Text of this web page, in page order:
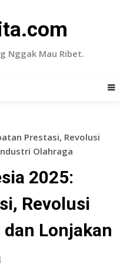
Nggak Mau Ribet.
Prestasi, Revolusi
Olahraga
2025:
Revolusi
Lonjakan